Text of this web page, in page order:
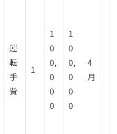
運
転
手
費
1
1
0
0,
0
0
0
1
0
0,
0
0
0
4
月